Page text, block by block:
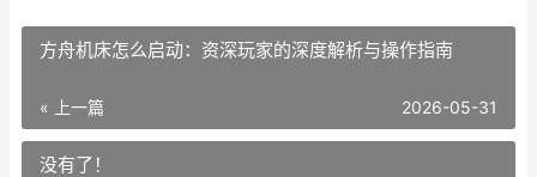
方舟机床怎么启动：资深玩家的深度解析与操作指南
« 上一篇 2026-05-31
没有了！